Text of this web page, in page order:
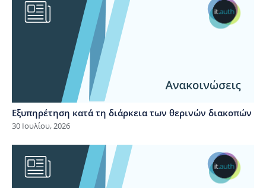
Εξυπηρέτηση κατά τη διάρκεια των θερινών διακοπών
30 Ιουλίου, 2026